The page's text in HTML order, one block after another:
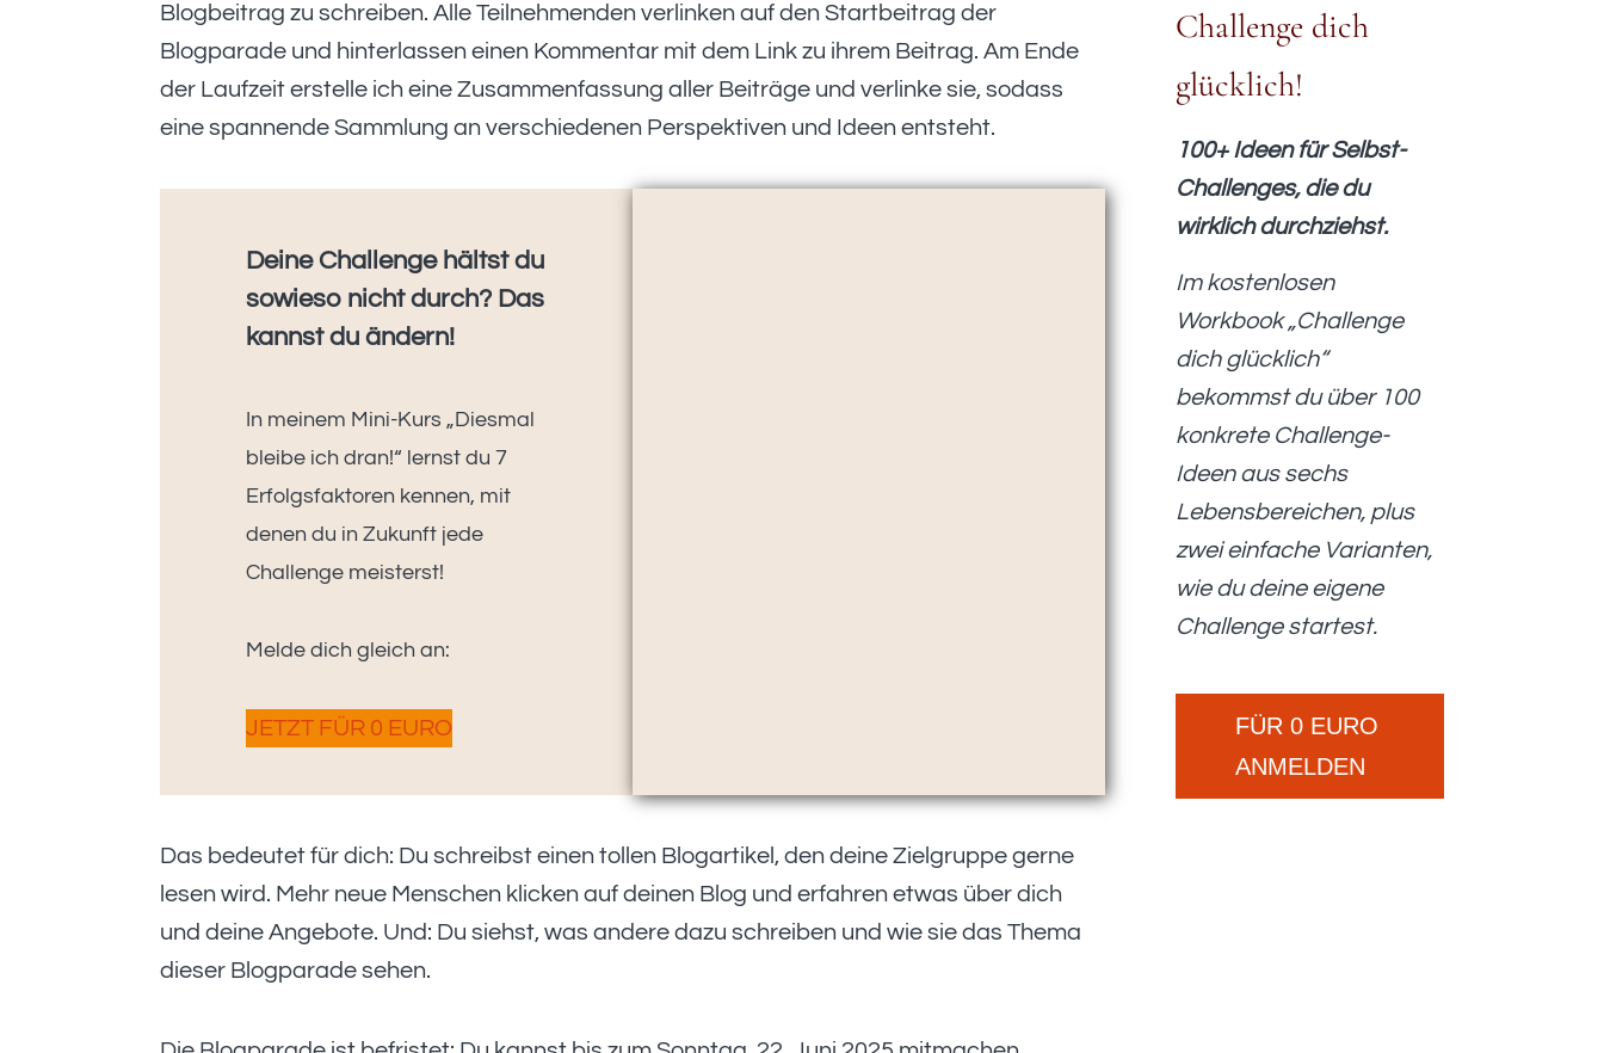
Blogbeitrag zu schreiben. Alle Teilnehmenden verlinken auf den Startbeitrag der
Blogparade und hinterlassen einen Kommentar mit dem Link zu ihrem Beitrag. Am Ende
der Laufzeit erstelle ich eine Zusammenfassung aller Beiträge und verlinke sie, sodass
eine spannende Sammlung an verschiedenen Perspektiven und Ideen entsteht.
Deine Challenge hältst du
sowieso nicht durch? Das
kannst du ändern!
In meinem Mini-Kurs „Diesmal
bleibe ich dran!“ lernst du 7
Erfolgsfaktoren kennen, mit
denen du in Zukunft jede
Challenge meisterst!
Melde dich gleich an:
JETZT FÜR 0 EURO
Das bedeutet für dich: Du schreibst einen tollen Blogartikel, den deine Zielgruppe gerne
lesen wird. Mehr neue Menschen klicken auf deinen Blog und erfahren etwas über dich
und deine Angebote. Und: Du siehst, was andere dazu schreiben und wie sie das Thema
dieser Blogparade sehen.
Challenge dich
glücklich!
100+ Ideen für Selbst-
Challenges, die du
wirklich durchziehst.
Im kostenlosen
Workbook „Challenge
dich glücklich“
bekommst du über 100
konkrete Challenge-
Ideen aus sechs
Lebensbereichen, plus
zwei einfache Varianten,
wie du deine eigene
Challenge startest.
FÜR 0 EURO
ANMELDEN